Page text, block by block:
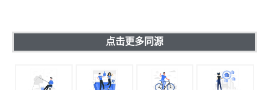
点击更多同源